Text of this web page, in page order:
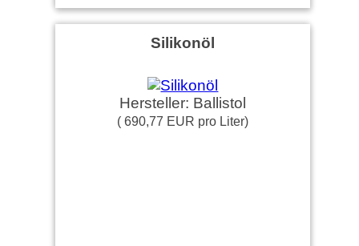
Silikonöl
Hersteller: Ballistol
( 690,77 EUR pro Liter)